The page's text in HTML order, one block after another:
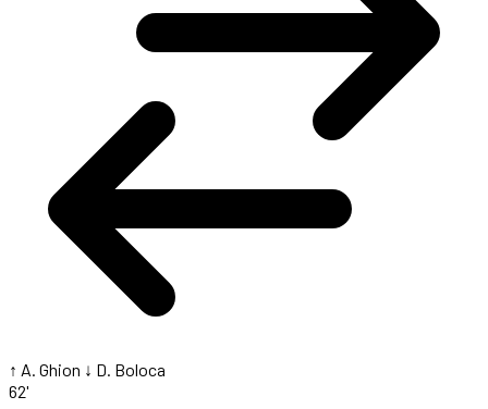
↑ A. Ghion ↓ D. Boloca
62'